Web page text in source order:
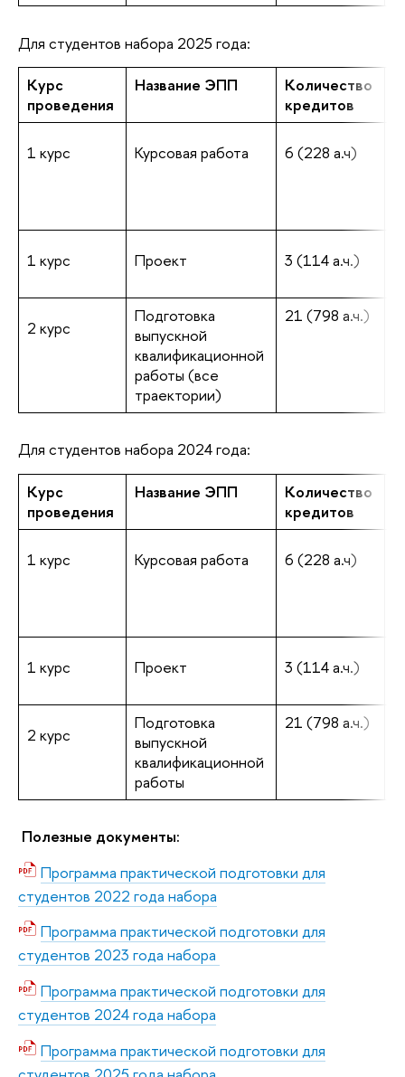
Для студентов набора 2025 года:
Курс
проведения
Название ЭПП
Количество
кредитов
1 курс Курсовая работа 6 (228 а.ч)
1 курс Проект 3 (114 а.ч.)
2 курс
Подготовка
выпускной
квалификационной
работы (все
траектории)
21 (798 а.ч.)
Для студентов набора 2024 года:
Курс
проведения
Название ЭПП
Количество
кредитов
1 курс Курсовая работа 6 (228 а.ч)
1 курс Проект 3 (114 а.ч.)
2 курс
Подготовка
выпускной
квалификационной
работы
21 (798 а.ч.)
Полезные документы:
Программа практической подготовки для
студентов 2022 года набора
Программа практической подготовки для
студентов 2023 года набора
Программа практической подготовки для
студентов 2024 года набора
Программа практической подготовки для